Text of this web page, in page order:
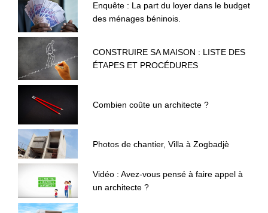
Enquête : La part du loyer dans le budget
des ménages béninois.
CONSTRUIRE SA MAISON : LISTE DES
ÉTAPES ET PROCÉDURES
Combien coûte un architecte ?
Photos de chantier, Villa à Zogbadjè
Vidéo : Avez-vous pensé à faire appel à
un architecte ?